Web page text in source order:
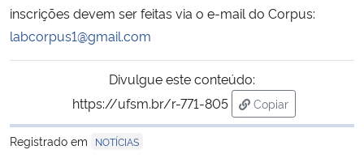
Ministério do Turismo
Controladoria-Geral da União
Ministério da Mulher, da Família e dos Direitos Humanos
inscrições devem ser feitas via o e-mail do Corpus:
labcorpus1@gmail.com
Divulgue este conteúdo:
https://ufsm.br/r-771-805
Copiar
para área de
Registrado em
NOTÍCIAS